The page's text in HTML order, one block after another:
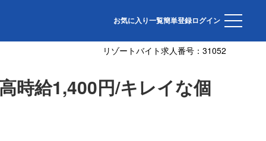
お気に入り一覧簡単登録ログイン
リゾートバイト求人番号： 31052
時給1,400円/キレイな個